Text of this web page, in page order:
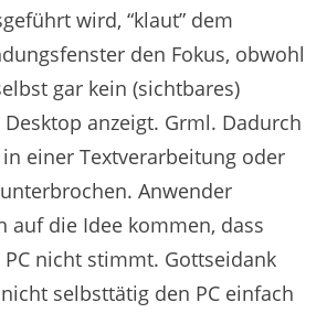
wird, “klaut” dem
den Fokus, obwohl
gar kein (sichtbares)
anzeigt. Grml. Dadurch
einer Textverarbeitung oder
Anwender
auf die Idee kommen, dass
nicht stimmt. Gottseidank
selbsttätig den PC einfach